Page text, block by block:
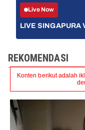
Live Now
LIVE SINGAPURA